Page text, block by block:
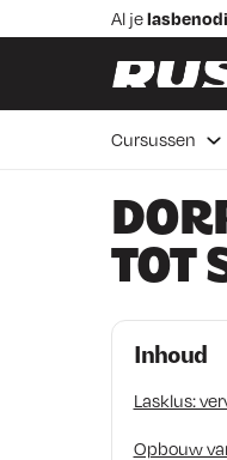
Skip to contentAl je
Advies van
Cursussen
TOT
Inhoud
Lasklus:
Opbouw